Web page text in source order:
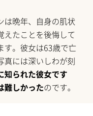
は晩年、自身の肌状
えたことを後悔して
す。彼女は63歳で亡
真には深いしわが刻
知られた彼女です
難しかったのです。